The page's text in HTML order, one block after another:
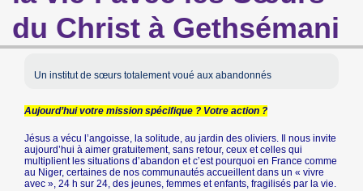
du Christ à Gethsémani
Un institut de sœurs totalement voué aux abandonnés
Aujourd’hui votre mission spécifique ? Votre action ?
Jésus a vécu l’angoisse, la solitude, au jardin des oliviers. Il nous invite
aujourd’hui à aimer gratuitement, sans retour, ceux et celles qui
multiplient les situations d’abandon et c’est pourquoi en France comme
au Niger, certaines de nos communautés accueillent dans un « vivre
avec », 24 h sur 24, des jeunes, femmes et enfants, fragilisés par la vie.